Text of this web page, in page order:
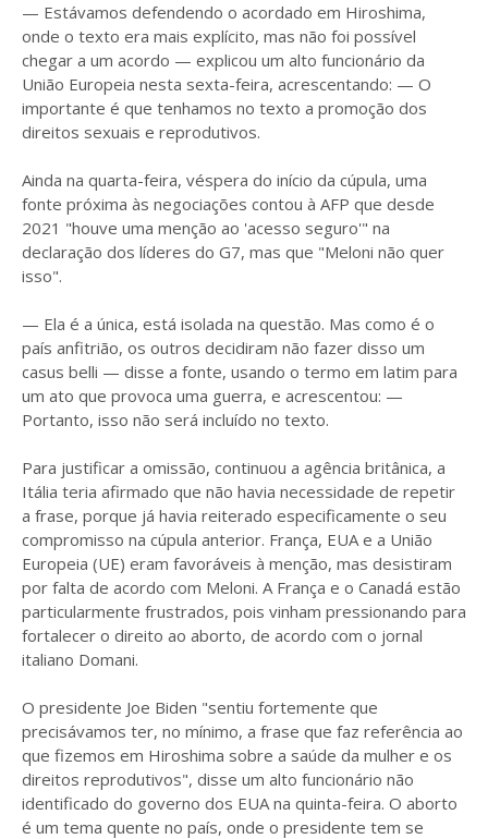
— Estávamos defendendo o acordado em Hiroshima,
onde o texto era mais explícito, mas não foi possível
chegar a um acordo — explicou um alto funcionário da
União Europeia nesta sexta-feira, acrescentando: — O
importante é que tenhamos no texto a promoção dos
direitos sexuais e reprodutivos.
Ainda na quarta-feira, véspera do início da cúpula, uma
fonte próxima às negociações contou à AFP que desde
2021 "houve uma menção ao 'acesso seguro'" na
declaração dos líderes do G7, mas que "Meloni não quer
isso".
— Ela é a única, está isolada na questão. Mas como é o
país anfitrião, os outros decidiram não fazer disso um
casus belli — disse a fonte, usando o termo em latim para
um ato que provoca uma guerra, e acrescentou: —
Portanto, isso não será incluído no texto.
Para justificar a omissão, continuou a agência britânica, a
Itália teria afirmado que não havia necessidade de repetir
a frase, porque já havia reiterado especificamente o seu
compromisso na cúpula anterior. França, EUA e a União
Europeia (UE) eram favoráveis à menção, mas desistiram
por falta de acordo com Meloni. A França e o Canadá estão
particularmente frustrados, pois vinham pressionando para
fortalecer o direito ao aborto, de acordo com o jornal
italiano Domani.
O presidente Joe Biden "sentiu fortemente que
precisávamos ter, no mínimo, a frase que faz referência ao
que fizemos em Hiroshima sobre a saúde da mulher e os
direitos reprodutivos", disse um alto funcionário não
identificado do governo dos EUA na quinta-feira. O aborto
é um tema quente no país, onde o presidente tem se